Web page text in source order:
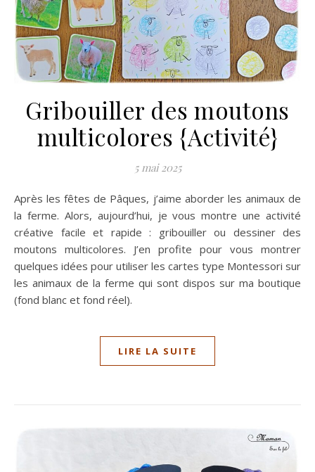
Gribouiller des moutons
multicolores {Activité}
5 mai 2025
Après les fêtes de Pâques, j’aime aborder les animaux de
la ferme. Alors, aujourd’hui, je vous montre une activité
créative facile et rapide : gribouiller ou dessiner des
moutons multicolores. J’en profite pour vous montrer
quelques idées pour utiliser les cartes type Montessori sur
les animaux de la ferme qui sont dispos sur ma boutique
(fond blanc et fond réel).
LIRE LA SUITE